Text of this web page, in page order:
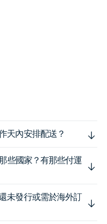
天內安排配送？
些國家？有那些付運
未發行或需於海外訂